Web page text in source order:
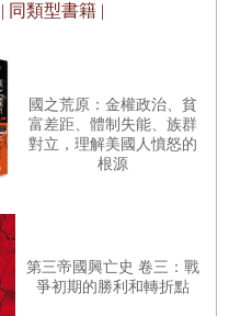
| 同類型書籍 |
國之荒原：金權政治、貧
富差距、體制失能、族群
對立，理解美國人憤怒的
根源
第三帝國興亡史 卷三：戰
爭初期的勝利和轉折點